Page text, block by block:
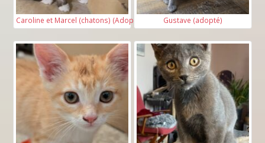
Caroline et Marcel (chatons) (Adoptés) Gustave (adopté)